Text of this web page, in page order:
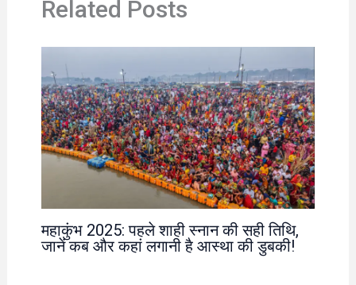
Related Posts
महाकुंभ 2025: पहले शाही स्नान की सही तिथि,
जानें कब और कहां लगानी है आस्था की डुबकी!